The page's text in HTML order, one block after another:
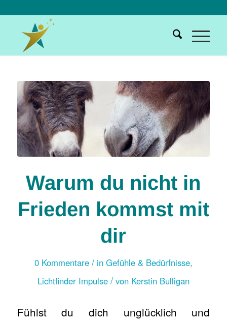
Warum du nicht in
Frieden kommst mit
dir
0 Kommentare / in Gefühle & Bedürfnisse,
Lichtfinder Impulse / von Kerstin Bulligan
Fühlst du dich unglücklich und